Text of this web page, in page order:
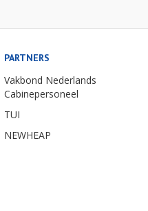
PARTNERS
Vakbond Nederlands
Cabinepersoneel
TUI
NEWHEAP